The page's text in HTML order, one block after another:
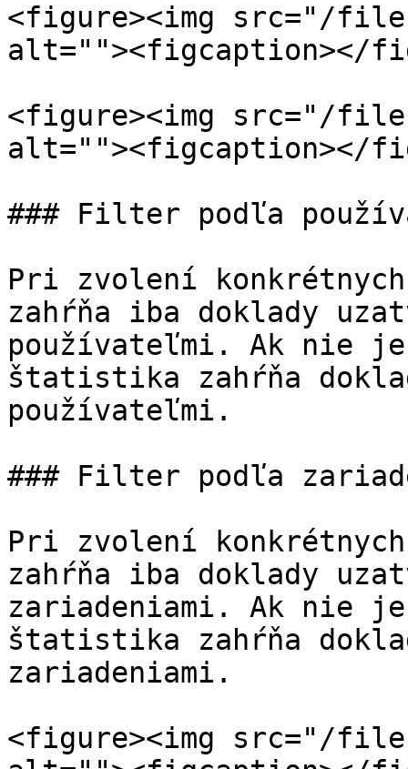
<figure><img src="/
alt=""><figcaption></
<figure><img src="/files/
alt=""><figcaption></
### Filter podľa
Pri zvolení
zahŕňa iba doklady
používateľmi. Ak nie
štatistika zahŕňa
používateľmi.
### Filter podľa
Pri zvolení
zahŕňa iba doklady
zariadeniami. Ak nie
štatistika zahŕňa
zariadeniami.
<figure><img src="/files/